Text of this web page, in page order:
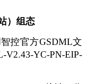
）组态
控官方GSDML文
YC-PN-EIP-